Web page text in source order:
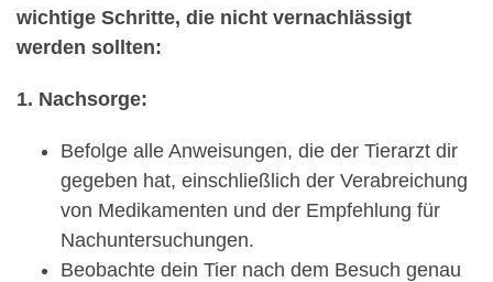
wichtige Schritte, die nicht vernachlässigt
werden sollten:
1. Nachsorge:
Befolge alle Anweisungen, die der Tierarzt dir
gegeben hat, einschließlich der Verabreichung
von Medikamenten und der Empfehlung für
Nachuntersuchungen.
Beobachte dein Tier nach dem Besuch genau